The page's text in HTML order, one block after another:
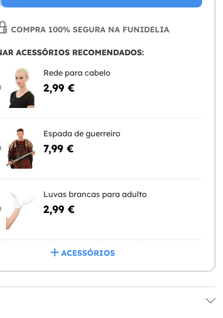
COMPRA 100% SEGURA NA FUNIDELIA
ACESSÓRIOS RECOMENDADOS:
Rede para cabelo
2,99 €
Espada de guerreiro
7,99 €
Luvas brancas para adulto
2,99 €
ACESSÓRIOS